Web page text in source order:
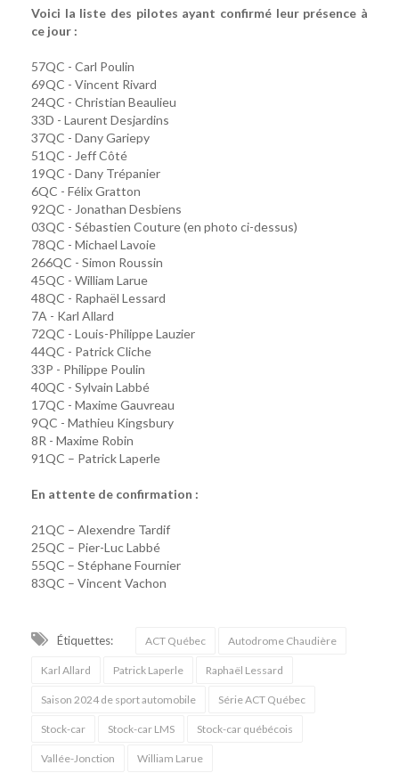
Voici la liste des pilotes ayant confirmé leur présence à
ce jour :
57QC - Carl Poulin
69QC - Vincent Rivard
24QC - Christian Beaulieu
33D - Laurent Desjardins
37QC - Dany Gariepy
51QC - Jeff Côté
19QC - Dany Trépanier
6QC - Félix Gratton
92QC - Jonathan Desbiens
03QC - Sébastien Couture (en photo ci-dessus)
78QC - Michael Lavoie
266QC - Simon Roussin
45QC - William Larue
48QC - Raphaël Lessard
7A - Karl Allard
72QC - Louis-Philippe Lauzier
44QC - Patrick Cliche
33P - Philippe Poulin
40QC - Sylvain Labbé
17QC - Maxime Gauvreau
9QC - Mathieu Kingsbury
8R - Maxime Robin
91QC – Patrick Laperle
En attente de confirmation :
21QC – Alexendre Tardif
25QC – Pier-Luc Labbé
55QC – Stéphane Fournier
83QC – Vincent Vachon
Étiquettes: ACT Québec Autodrome Chaudière
Karl Allard Patrick Laperle Raphaël Lessard
Saison 2024 de sport automobile Série ACT Québec
Stock-car Stock-car LMS Stock-car québécois
Vallée-Jonction William Larue